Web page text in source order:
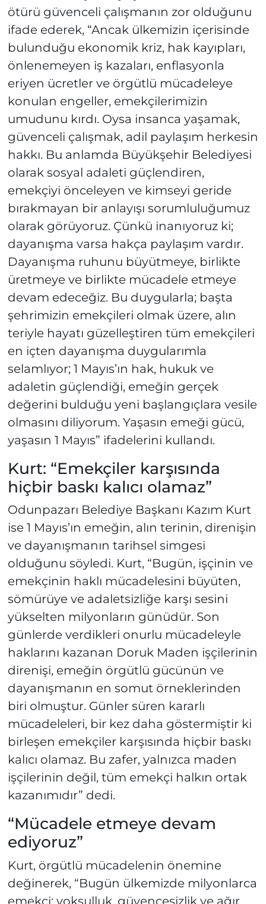
ötürü güvenceli çalışmanın zor olduğunu
ifade ederek, “Ancak ülkemizin içerisinde
bulunduğu ekonomik kriz, hak kayıpları,
önlenemeyen iş kazaları, enflasyonla
eriyen ücretler ve örgütlü mücadeleye
konulan engeller, emekçilerimizin
umudunu kırdı. Oysa insanca yaşamak,
güvenceli çalışmak, adil paylaşım herkesin
hakkı. Bu anlamda Büyükşehir Belediyesi
olarak sosyal adaleti güçlendiren,
emekçiyi önceleyen ve kimseyi geride
bırakmayan bir anlayışı sorumluluğumuz
olarak görüyoruz. Çünkü inanıyoruz ki;
dayanışma varsa hakça paylaşım vardır.
Dayanışma ruhunu büyütmeye, birlikte
üretmeye ve birlikte mücadele etmeye
devam edeceğiz. Bu duygularla; başta
şehrimizin emekçileri olmak üzere, alın
teriyle hayatı güzelleştiren tüm emekçileri
en içten dayanışma duygularımla
selamlıyor; 1 Mayıs’ın hak, hukuk ve
adaletin güçlendiği, emeğin gerçek
değerini bulduğu yeni başlangıçlara vesile
olmasını diliyorum. Yaşasın emeği gücü,
yaşasın 1 Mayıs” ifadelerini kullandı.
Kurt: “Emekçiler karşısında
hiçbir baskı kalıcı olamaz”
Odunpazarı Belediye Başkanı Kazım Kurt
ise 1 Mayıs’ın emeğin, alın terinin, direnişin
ve dayanışmanın tarihsel simgesi
olduğunu söyledi. Kurt, “Bugün, işçinin ve
emekçinin haklı mücadelesini büyüten,
sömürüye ve adaletsizliğe karşı sesini
yükselten milyonların günüdür. Son
günlerde verdikleri onurlu mücadeleyle
haklarını kazanan Doruk Maden işçilerinin
direnişi, emeğin örgütlü gücünün ve
dayanışmanın en somut örneklerinden
biri olmuştur. Günler süren kararlı
mücadeleleri, bir kez daha göstermiştir ki
birleşen emekçiler karşısında hiçbir baskı
kalıcı olamaz. Bu zafer, yalnızca maden
işçilerinin değil, tüm emekçi halkın ortak
kazanımıdır” dedi.
“Mücadele etmeye devam
ediyoruz”
Kurt, örgütlü mücadelenin önemine
değinerek, “Bugün ülkemizde milyonlarca
emekçi; yoksulluk, güvencesizlik ve ağır